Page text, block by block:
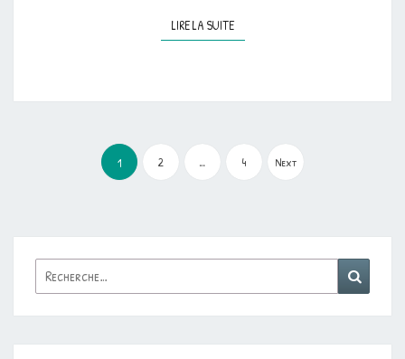
LIRE LA SUITELIRE LA SUITE
des
publications
1 2 … 4 Next
Rechercher :